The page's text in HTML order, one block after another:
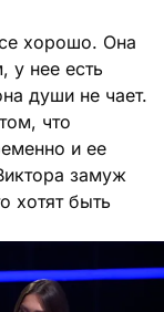
хорошо. Она
у нее есть
души не чает.
что
и ее
замуж
хотят быть